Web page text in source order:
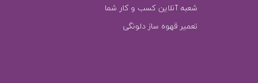
شعبه آنلاین کسب و کار شما
تعمیر قهوه ساز دلونگی